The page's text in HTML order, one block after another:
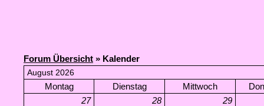
Forum Übersicht » Kalender
August 2026
Montag Dienstag Mittwoch
27
28 29